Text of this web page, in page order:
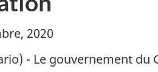
2020
- Le gouvernement du